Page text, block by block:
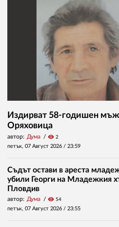
Издирват 58-годишен мъж
Оряховица
автор: Дума visibility 2
петък, 07 Август 2026 / 23:59
Съдът остави в ареста
убили Георги на Младежкия
Пловдив
автор: Дума visibility 54
петък, 07 Август 2026 / 23:55